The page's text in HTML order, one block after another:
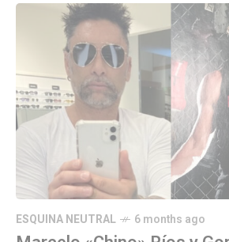
ESQUINA NEUTRAL 6 months ago